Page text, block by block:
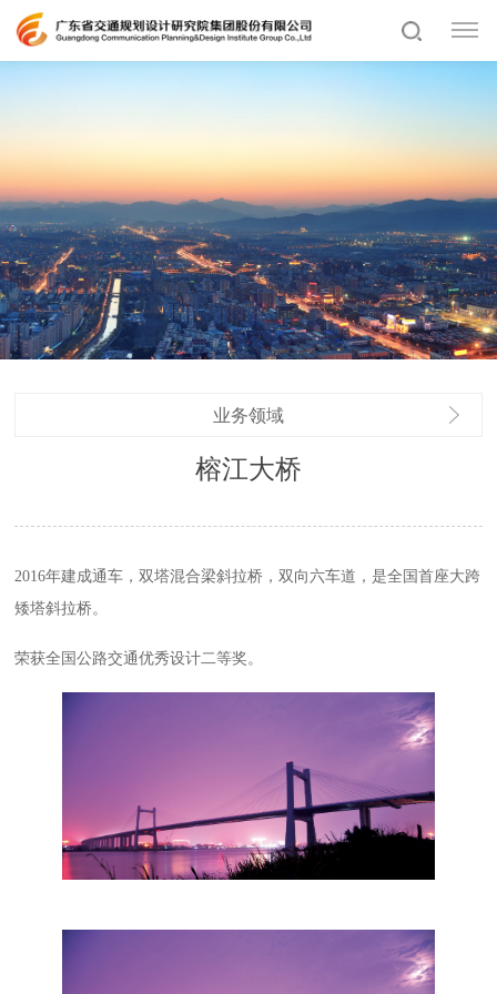
业务领域
榕江大桥
2016年建成通车，双塔混合梁斜拉桥，双向六车道，是全国首座大跨
矮塔斜拉桥。
荣获全国公路交通优秀设计二等奖。